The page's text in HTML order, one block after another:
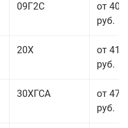
09Г2С
от 40
руб.
20Х
от 41
руб.
30ХГСА
от 47
руб.